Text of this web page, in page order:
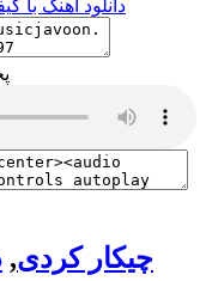
دانلود آهنگ با
چیکار کردی,